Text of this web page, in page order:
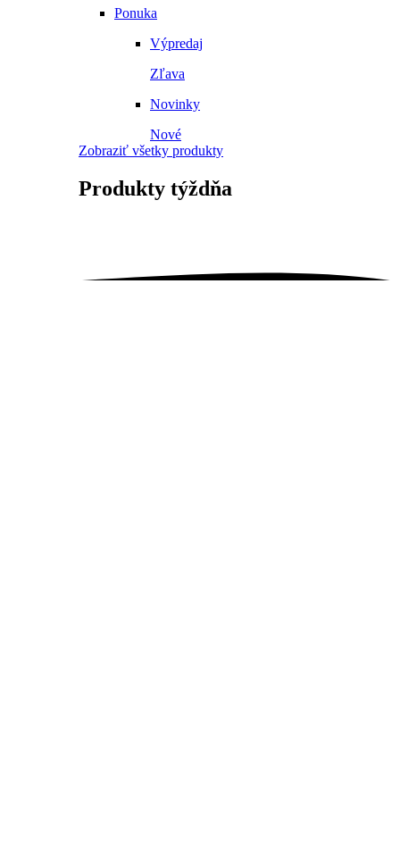
Ponuka
Výpredaj
Zľava
Novinky
Nové
Zobraziť všetky produkty
Produkty týždňa